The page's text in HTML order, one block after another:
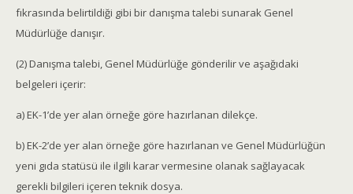
fıkrasında belirtildiği gibi bir danışma talebi sunarak Genel
Müdürlüğe danışır.
(2) Danışma talebi, Genel Müdürlüğe gönderilir ve aşağıdaki
belgeleri içerir:
a) EK-1’de yer alan örneğe göre hazırlanan dilekçe.
b) EK-2’de yer alan örneğe göre hazırlanan ve Genel Müdürlüğün
yeni gıda statüsü ile ilgili karar vermesine olanak sağlayacak
gerekli bilgileri içeren teknik dosya.